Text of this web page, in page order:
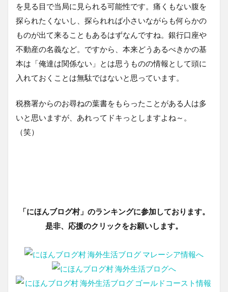
を見る目で当局に見られる可能性です。痛くもない腹を
探られたくないし、探られれば小さいながらも何らかの
ものが出て来ることもあるはずなんですね。銀行口座や
不動産の名義など。ですから、本来どうあるべきかの基
本は「俺達は関係ない」とは思うものの情報として頭に
入れておくことは無駄ではないと思っています。
税務署からのお尋ねの葉書をもらったことがある人は多
いと思いますが、あれってドキっとしますよね～。
（笑）
「にほんブログ村」のランキングに参加しております。
是非、応援のクリックをお願いします。